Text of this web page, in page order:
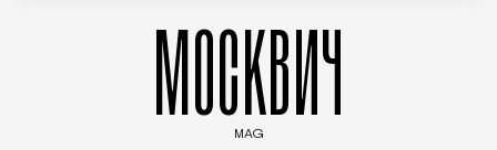
МОСКВИЧ
MAG